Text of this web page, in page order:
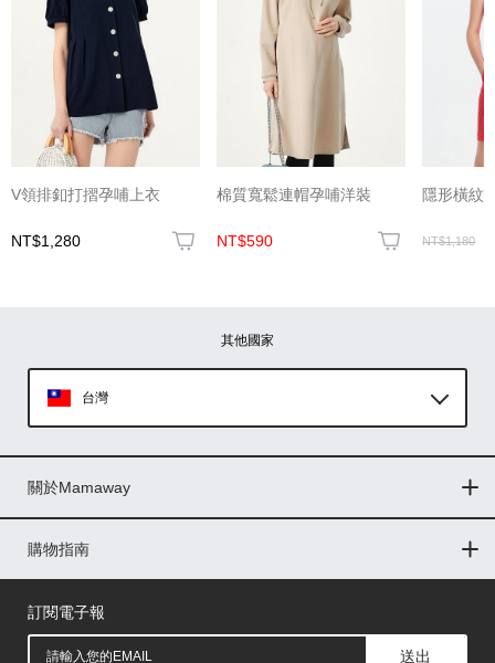
(圖片格式限jpg、jpeg)
V領排釦打摺孕哺上衣
NT$1,280
棉質寬鬆連帽孕哺洋裝
NT$590
隱形橫紋
NT$1,180
其他國家
台灣
印尼
菲律賓
馬來西亞
關於Mamaway
門市據點
最新消息
品牌故事
人力招募
媒體花絮
隱私權聲明
CSR企業社會責任
購物指南
購物常見問題
退換貨問題
儲值金使用條款
購買儲值金
發票問題
會員權益
線上留言
吸乳器-免費體驗
訂閱電子報
送出